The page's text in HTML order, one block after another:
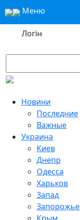
Меню
Логін
Новини
Последние
Важные
Украина
Киев
Днепр
Одесса
Харьков
Запад
Запорожье